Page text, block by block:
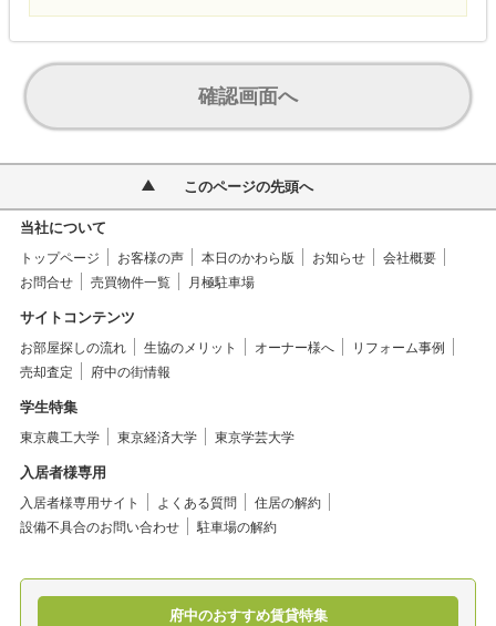
確認画面へ
このページの先頭へ
当社について
トップページ お客様の声 本日のかわら版 お知らせ
会社概要
お問合せ
売買物件一覧 月極駐車場
サイトコンテンツ
お部屋探しの流れ 生協のメリット オーナー様へ
リフォーム事例
売却査定
府中の街情報
学生特集
東京農工大学 東京経済大学 東京学芸大学
入居者様専用
入居者様専用サイト よくある質問
住居の解約
設備不具合のお問い合わせ
駐車場の解約
府中のおすすめ賃貸特集